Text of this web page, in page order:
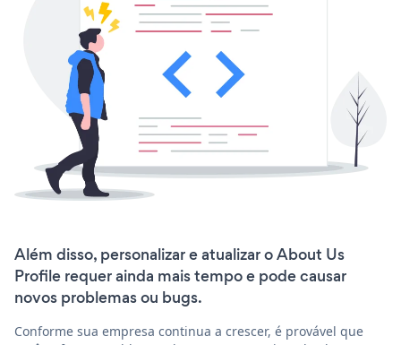
Além disso, personalizar e atualizar o About Us
Profile requer ainda mais tempo e pode causar
novos problemas ou bugs.
Conforme sua empresa continua a crescer, é provável que